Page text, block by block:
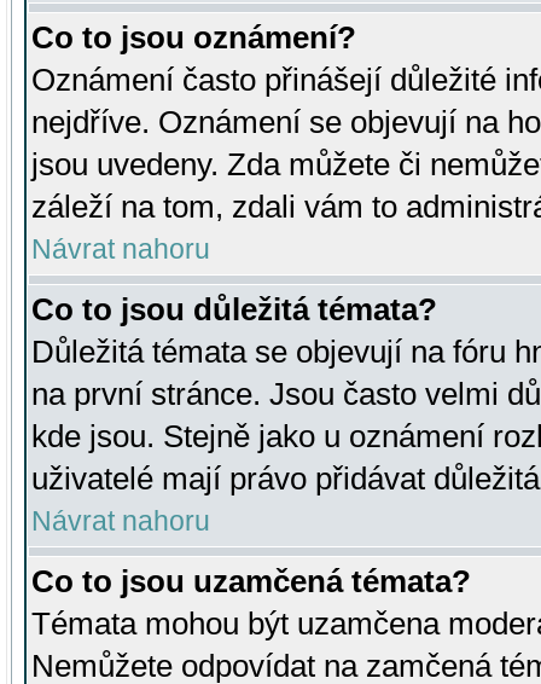
Co to jsou oznámení?
Oznámení často přinášejí důležité
nejdříve. Oznámení se objevují na
jsou uvedeny. Zda můžete či
záleží na tom, zdali vám to
Návrat nahoru
Co to jsou důležitá témata?
Důležitá témata se objevují na fóru
na první stránce. Jsou často velmi
kde jsou. Stejně jako u oznámení
uživatelé mají právo přidávat
Návrat nahoru
Co to jsou uzamčená témata?
Témata mohou být uzamčena
Nemůžete odpovídat na zamčená